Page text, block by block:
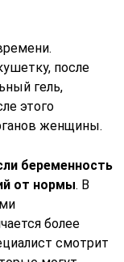
после
гель,
этого
женщины.
беременность
от нормы. В
более
смотрит